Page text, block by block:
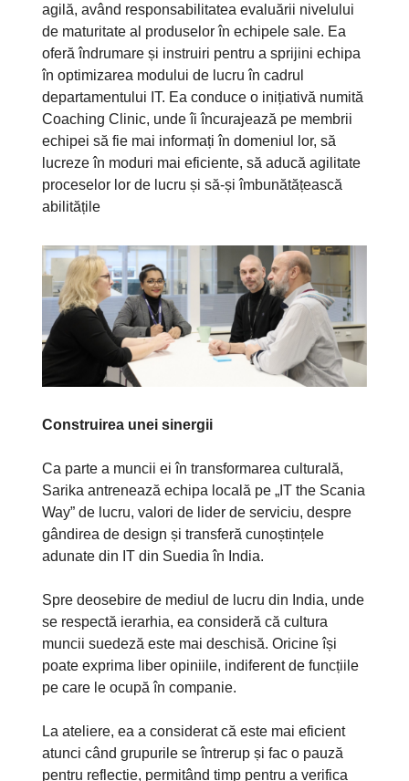
agilă, având responsabilitatea evaluării nivelului
de maturitate al produselor în echipele sale. Ea
oferă îndrumare și instruiri pentru a sprijini echipa
în optimizarea modului de lucru în cadrul
departamentului IT. Ea conduce o inițiativă numită
Coaching Clinic, unde îi încurajează pe membrii
echipei să fie mai informați în domeniul lor, să
lucreze în moduri mai eficiente, să aducă agilitate
proceselor lor de lucru și să-și îmbunătățească
abilitățile
Construirea unei sinergii
Ca parte a muncii ei în transformarea culturală,
Sarika antrenează echipa locală pe „IT the Scania
Way” de lucru, valori de lider de serviciu, despre
gândirea de design și transferă cunoștințele
adunate din IT din Suedia în India.
Spre deosebire de mediul de lucru din India, unde
se respectă ierarhia, ea consideră că cultura
muncii suedeză este mai deschisă. Oricine își
poate exprima liber opiniile, indiferent de funcțiile
pe care le ocupă în companie.
La ateliere, ea a considerat că este mai eficient
atunci când grupurile se întrerup și fac o pauză
pentru reflecție, permițând timp pentru a verifica